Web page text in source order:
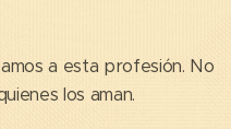
a esta profesión. No
los aman.